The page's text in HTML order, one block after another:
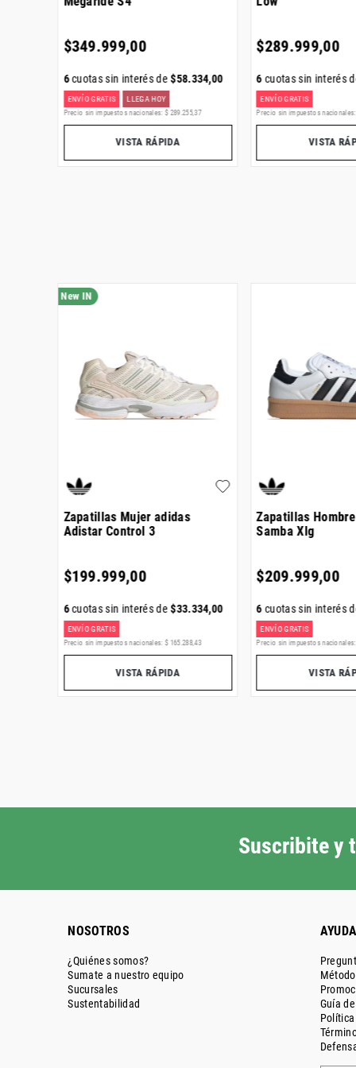
$349.999,00
6cuotas sin interés de$58.334,00
ENVÍO GRATIS LLEGA HOY
Precio sin impuestos nacionales: $ 289 .255,37
VISTA RÁPIDA
$289.999,00
6cuotas sin interés
ENVÍO GRATIS
Precio sin impuestos nacionales:
VISTA
Zapatillas Mujer adidas
Adistar Control 3
$199.999,00
6cuotas sin interés de$33.334,00
ENVÍO GRATIS
Precio sin impuestos nacionales: $ 165 .288,43
VISTA RÁPIDA
Zapatillas
Samba Xlg
$209.999,00
6cuotas sin interés
ENVÍO GRATIS
Precio sin impuestos nacionales:
VISTA
Suscribite y
NOSOTROS
¿Quiénes somos?
Sumate a nuestro equipo
Sucursales
Sustentabilidad
AYUDA
Guía